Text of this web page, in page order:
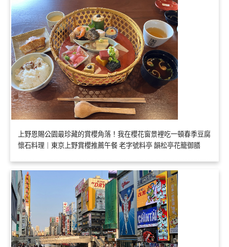
上野恩賜公園最珍藏的賞櫻角落！我在櫻花窗景裡吃一頓春季豆腐
懷石料理｜東京上野賞櫻推薦午餐 老字號料亭 韻松亭花籠御膳